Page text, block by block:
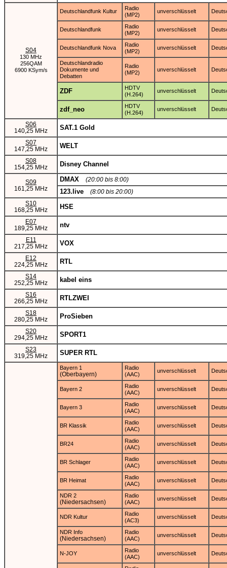
S04
130 MHz
256QAM
6900 KSym/s
Deutschlandfunk Kultur
Radio
(MP2)
unverschlüsselt
Deutschlandfunk
Radio
(MP2)
unverschlüsselt
Deutschlandfunk Nova
Radio
(MP2)
unverschlüsselt
Deutschlandradio
Dokumente und
Debatten
Radio
(MP2)
unverschlüsselt
ZDF
HDTV
(H.264)
unverschlüsselt
zdf_neo
HDTV
(H.264)
unverschlüsselt
S06
140,25 MHz
SAT.1 Gold
S07
147,25 MHz
WELT
S08
154,25 MHz
Disney Channel
S09
161,25 MHz
DMAX (20:00 bis 8:00)
123.live
(8:00 bis 20:00)
S10
168,25 MHz
HSE
E07
189,25 MHz
ntv
E11
217,25 MHz
VOX
E12
224,25 MHz
RTL
S14
252,25 MHz
kabel eins
S16
266,25 MHz
RTLZWEI
S18
280,25 MHz
ProSieben
S20
294,25 MHz
SPORT1
S23
319,25 MHz
SUPER RTL
Bayern 1
(Oberbayern)
Radio
(AAC)
unverschlüsselt
Bayern 2
Radio
(AAC)
unverschlüsselt
Bayern 3
Radio
(AAC)
unverschlüsselt
BR Klassik
Radio
(AAC)
unverschlüsselt
BR24
Radio
(AAC)
unverschlüsselt
BR Schlager
Radio
(AAC)
unverschlüsselt
BR Heimat
Radio
(AAC)
unverschlüsselt
NDR 2
(Niedersachsen)
Radio
(AAC)
unverschlüsselt
NDR Kultur
Radio
(AC3)
unverschlüsselt
NDR Info
(Niedersachsen)
Radio
(AAC)
unverschlüsselt
N-JOY
Radio
(AAC)
unverschlüsselt